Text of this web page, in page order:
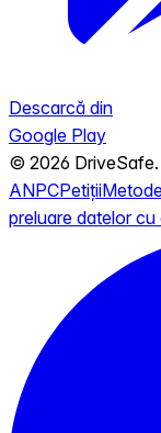
Descarcă din
Google Play
© 2026 DriveSafe.
ANPCPetiții
preluare datelor